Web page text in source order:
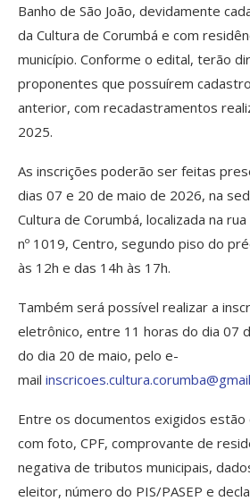
Banho de São João, devidamente
da Cultura de Corumbá e com
município. Conforme o edital, terão
proponentes que possuírem
anterior, com recadastramentos
2025.
As inscrições poderão ser feitas
dias 07 e 20 de maio de 2026, na
Cultura de Corumbá, localizada na
nº 1019, Centro, segundo piso do
às 12h e das 14h às 17h.
Também será possível realizar a
eletrônico, entre 11 horas do dia 07
do dia 20 de maio, pelo e-
mail
Entre os documentos exigidos estão
com foto, CPF, comprovante de
negativa de tributos municipais,
eleitor, número do PIS/PASEP e